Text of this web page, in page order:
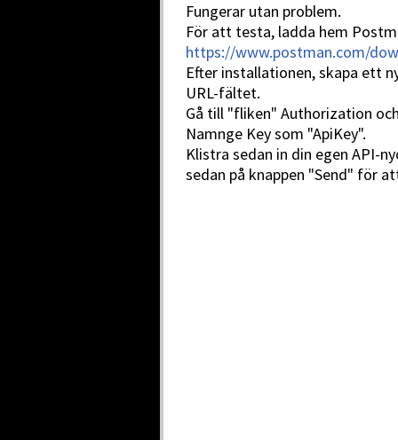
Fungerar utan problem.
För att testa, ladda hem
https://www.postman.com/
Efter installationen, skapa ett
URL-fältet.
Gå till "fliken" Authorization
Namnge Key som "ApiKey".
Klistra sedan in din egen API-
sedan på knappen "Send" för